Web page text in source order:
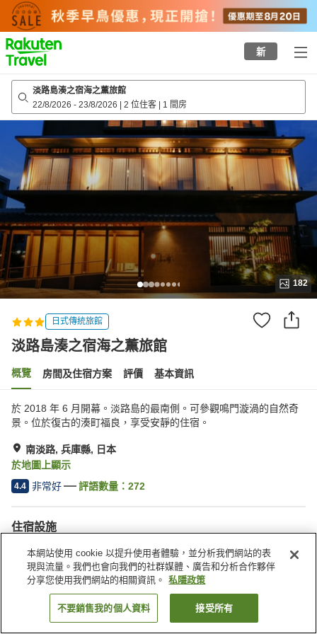
to
top
page
新
淡路島湊之宿海之薫旅館
22/8/2026 - 23/8/2026 | 2 位住客 | 1 間房
182
日式傳統旅館
淡路島湊之宿海之薫旅館
概覽 房間及住宿方案 評價 基本資訊
於 2018 年 6 月開幕。淡路島的最南側。可參觀鳴門漩渦的自然奇
景。位於復古的湊町福良，享受安靜的住宿。
南淡路, 兵庫縣, 日本
於地圖上顯示
4.4 非常好 評語數量： 272
住宿設施
Wi-Fi
內有溫泉
休息室
商店
找客房
本網站使用 cookie 以提升使用者體驗，並分析我們網站的表
現與流量。我們也會向我們的社群媒體、廣告和分析合作夥伴
分享您使用我們網站的相關資訊。
私隱政策
不要銷售我的個人資料 接受所有